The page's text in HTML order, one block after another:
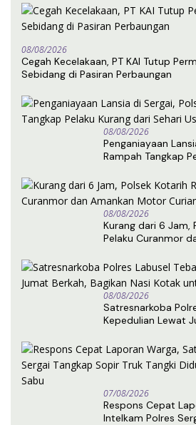
08/08/2026
Cegah Kecelakaan, PT KAI Tutup
Sebidang di Pasiran Perbaungan
08/08/2026
Penganiayaan
Rampah Tangkap
08/08/2026
Kurang dari 6 Jam,
Pelaku Curanmor
08/08/2026
Satresnarkoba
Kepedulian Lewat
07/08/2026
Respons Cepat
Intelkam Polres